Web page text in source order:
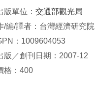
版單位： 交通部觀光局
/編/譯者：台灣經濟研究院
：1009604053
版／創刊日期：2007-12
格：400